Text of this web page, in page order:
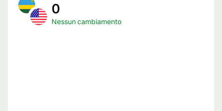
0
Nessun cambiamento